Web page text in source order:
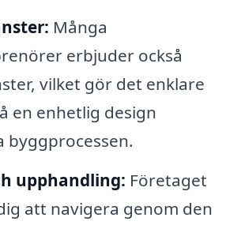
Många
erbjuder också
vilket gör det enklare
en enhetlig design
byggprocessen.
upphandling: Företaget
att navigera genom den